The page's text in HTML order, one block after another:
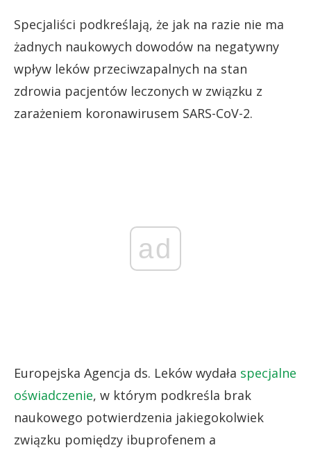
Specjaliści podkreślają, że jak na razie nie ma
żadnych naukowych dowodów na negatywny
wpływ leków przeciwzapalnych na stan
zdrowia pacjentów leczonych w związku z
zarażeniem koronawirusem SARS-CoV-2.
ad
Europejska Agencja ds. Leków wydała specjalne
oświadczenie, w którym podkreśla brak
naukowego potwierdzenia jakiegokolwiek
związku pomiędzy ibuprofenem a